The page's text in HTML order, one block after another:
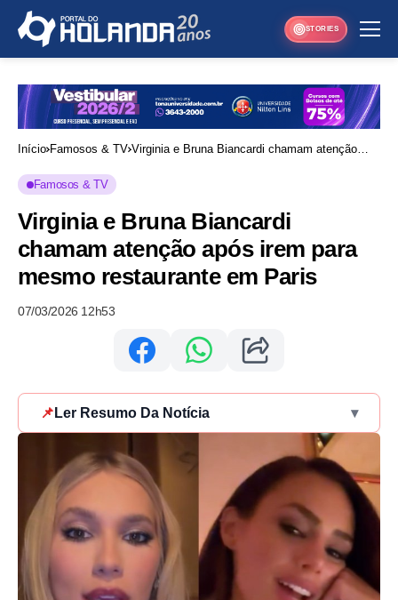
STORIES
Início Famosos & TV Virginia e Bruna Biancardi chamam atenção
Famosos & TV
Virginia e Bruna Biancardi
chamam atenção após irem para
mesmo restaurante em Paris
07/03/2026 12h53
📌 Ler Resumo Da Notícia ▾